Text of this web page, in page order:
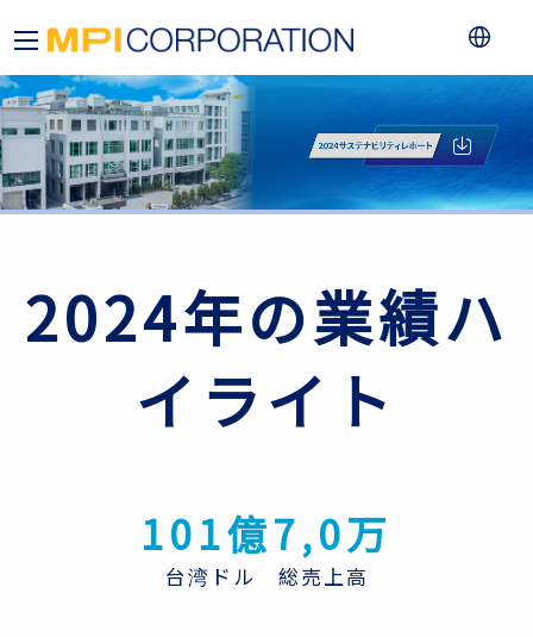
2024年の業績ハ
イライト
101億7,0万
台湾ドル 総売上高